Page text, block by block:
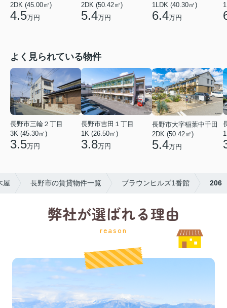
2DK (45.00㎡)
4.5万円
2DK (50.42㎡)
5.4万円
1LDK (40.30㎡)
6.4万円
よく見られている物件
長野市三輪２丁目
3K (45.30㎡)
3.5万円
長野市吉田１丁目
1K (26.50㎡)
3.8万円
長野市大字稲葉中千田
2DK (50.42㎡)
5.4万円
屋 長野市の賃貸物件一覧 ブラウンヒルズ1番館 206
弊社が選ばれる理由
reason